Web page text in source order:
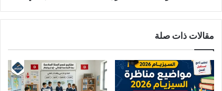
مقالات ذات صلة